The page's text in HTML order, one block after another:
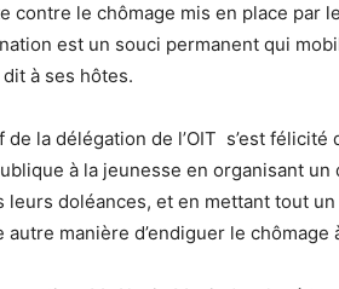
contre le chômage mis en place par
est un souci permanent qui
à ses hôtes.
la délégation de l’OIT s’est félicité
à la jeunesse en organisant
leurs doléances, et en mettant tout
autre manière d’endiguer le chômage